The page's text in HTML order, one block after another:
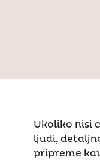
Ukoliko nisi
ljudi,
pripreme